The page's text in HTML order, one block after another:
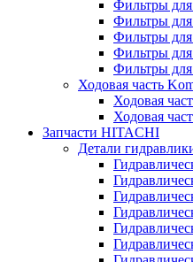
Фильтры для
Фильтры для
Фильтры
Фильтры для
Фильтры для
Ходовая часть
Ходовая
Ходовая
Запчасти HITACHI
Детали